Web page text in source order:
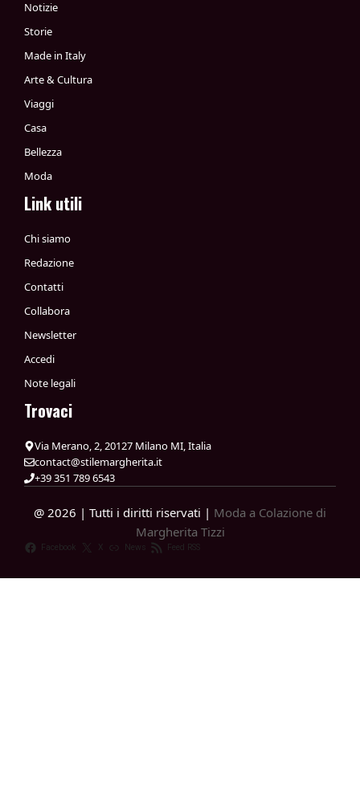
Notizie
Storie
Made in Italy
Arte & Cultura
Viaggi
Casa
Bellezza
Moda
Link utili
Chi siamo
Redazione
Contatti
Collabora
Newsletter
Accedi
Note legali
Trovaci
Via Merano, 2, 20127 Milano MI, Italia
contact@stilemargherita.it
+39 351 789 6543
@ 2026 | Tutti i diritti riservati | Moda a Colazione di
Margherita Tizzi
Facebook X News Feed RSS